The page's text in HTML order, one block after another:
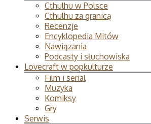
Cthulhu w Polsce
Cthulhu za granicą
Recenzje
Encyklopedia Mitów
Nawiązania
Podcasty i słuchowiska
Lovecraft w popkulturze
Film i serial
Muzyka
Komiksy
Gry
Serwis